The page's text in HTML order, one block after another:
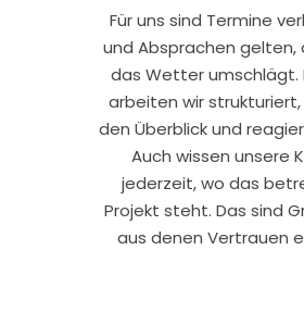
Für uns sind Termine
und Absprachen gelten,
das Wetter umschlägt.
arbeiten wir
den Überblick und
Auch wissen unsere
jederzeit, wo das
Projekt steht. Das sind
aus denen Vertrauen